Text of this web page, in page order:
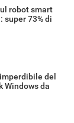
robot smart
super 73% di
del
Windows da